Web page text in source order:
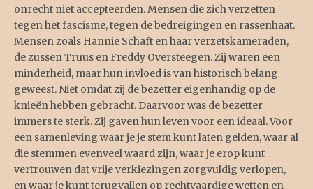
onrecht niet accepteerden. Mensen die zich verzetten
tegen het fascisme, tegen de bedreigingen en rassenhaat.
Mensen zoals Hannie Schaft en haar verzetskameraden,
de zussen Truus en Freddy Oversteegen. Zij waren een
minderheid, maar hun invloed is van historisch belang
geweest. Niet omdat zij de bezetter eigenhandig op de
knieën hebben gebracht. Daarvoor was de bezetter
immers te sterk. Zij gaven hun leven voor een ideaal. Voor
een samenleving waar je je stem kunt laten gelden, waar al
die stemmen evenveel waard zijn, waar je erop kunt
vertrouwen dat vrije verkiezingen zorgvuldig verlopen,
en waar je kunt terugvallen op rechtvaardige wetten en